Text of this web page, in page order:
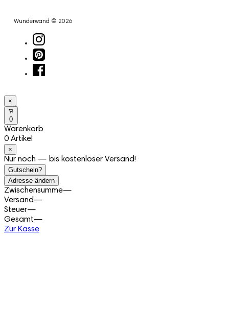
Wunderwand © 2026
×
0
Warenkorb
0 Artikel
×
Nur noch — bis kostenloser Versand!
Gutschein?
Adresse ändern
Zwischensumme—
Versand—
Steuer—
Gesamt—
Zur Kasse